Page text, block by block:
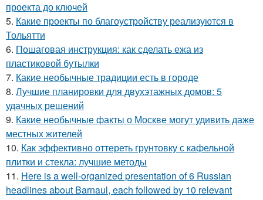
проекта до ключей
5. Какие проекты по благоустройству реализуются в
Тольятти
6. Пошаговая инструкция: как сделать ежа из
пластиковой бутылки
7. Какие необычные традиции есть в городе
8. Лучшие планировки для двухэтажных домов: 5
удачных решений
9. Какие необычные факты о Москве могут удивить даже
местных жителей
10. Как эффективно оттереть грунтовку с кафельной
плитки и стекла: лучшие методы
11. Here is a well-organized presentation of 6 Russian
headlines about Barnaul, each followed by 10 relevant